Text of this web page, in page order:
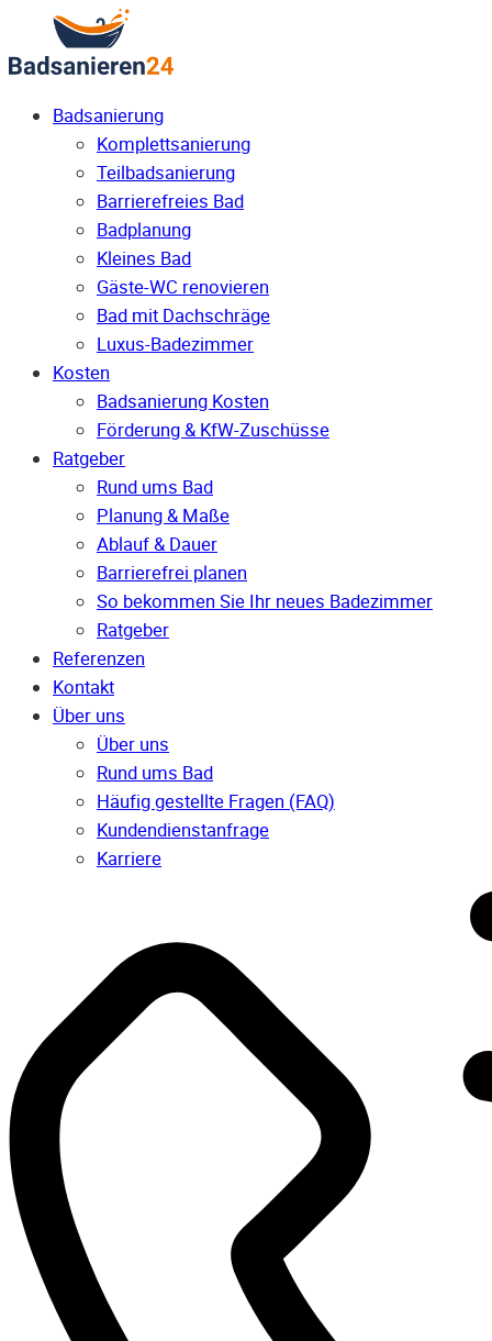
Badsanierung
Komplettsanierung
Teilbadsanierung
Barrierefreies Bad
Badplanung
Kleines Bad
Gäste-WC renovieren
Bad mit Dachschräge
Luxus-Badezimmer
Kosten
Badsanierung Kosten
Förderung & KfW-Zuschüsse
Ratgeber
Rund ums Bad
Planung & Maße
Ablauf & Dauer
Barrierefrei planen
So bekommen Sie Ihr neues Badezimmer
Ratgeber
Referenzen
Kontakt
Über uns
Über uns
Rund ums Bad
Häufig gestellte Fragen (FAQ)
Kunden­dienst­anfrage
Karriere